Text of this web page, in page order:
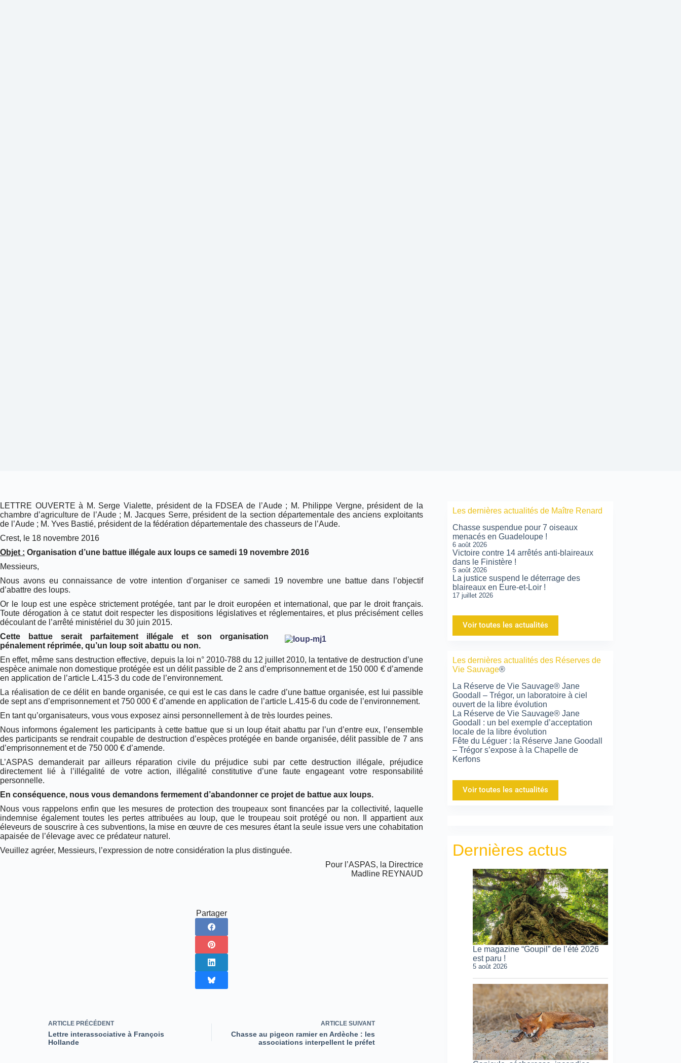
LETTRE OUVERTE à M. Serge Vialette, président de la FDSEA de l’Aude ; M. Philippe Vergne, président de la
chambre d’agriculture de l’Aude ; M. Jacques Serre, président de la section départementale des anciens exploitants
de l’Aude ; M. Yves Bastié, président de la fédération départementale des chasseurs de l’Aude.
Crest, le 18 novembre 2016
Objet : Organisation d’une battue illégale aux loups ce samedi 19 novembre 2016
Messieurs,
Nous avons eu connaissance de votre intention d’organiser ce samedi 19 novembre une battue dans l’objectif
d’abattre des loups.
Or le loup est une espèce strictement protégée, tant par le droit européen et international, que par le droit français.
Toute dérogation à ce statut doit respecter les dispositions législatives et réglementaires, et plus précisément celles
découlant de l’arrêté ministériel du 30 juin 2015.
Cette battue serait parfaitement illégale et son organisation
pénalement réprimée, qu’un loup soit abattu ou non.
En effet, même sans destruction effective, depuis la loi n° 2010-788 du 12 juillet 2010, la tentative de destruction d’une
espèce animale non domestique protégée est un délit passible de 2 ans d’emprisonnement et de 150 000 € d’amende
en application de l’article L.415-3 du code de l’environnement.
La réalisation de ce délit en bande organisée, ce qui est le cas dans le cadre d’une battue organisée, est lui passible
de sept ans d’emprisonnement et 750 000 € d’amende en application de l’article L.415-6 du code de l’environnement.
En tant qu’organisateurs, vous vous exposez ainsi personnellement à de très lourdes peines.
Nous informons également les participants à cette battue que si un loup était abattu par l’un d’entre eux, l’ensemble
des participants se rendrait coupable de destruction d’espèces protégée en bande organisée, délit passible de 7 ans
d’emprisonnement et de 750 000 € d’amende.
L’ASPAS demanderait par ailleurs réparation civile du préjudice subi par cette destruction illégale, préjudice
directement lié à l’illégalité de votre action, illégalité constitutive d’une faute engageant votre responsabilité
personnelle.
En conséquence, nous vous demandons fermement d’abandonner ce projet de battue aux loups.
Nous vous rappelons enfin que les mesures de protection des troupeaux sont financées par la collectivité, laquelle
indemnise également toutes les pertes attribuées au loup, que le troupeau soit protégé ou non. Il appartient aux
éleveurs de souscrire à ces subventions, la mise en œuvre de ces mesures étant la seule issue vers une cohabitation
apaisée de l’élevage avec ce prédateur naturel.
Veuillez agréer, Messieurs, l’expression de notre considération la plus distinguée.
Pour l’ASPAS, la Directrice
Madline REYNAUD
Partager
ARTICLE PRÉCÉDENT
Lettre interassociative à François
Hollande
ARTICLESUIVANT
Chasse au pigeon ramier en Ardèche : les
associations interpellent le préfet
Les dernières actualités de Maître Renard
Chasse suspendue pour 7 oiseaux
menacés en Guadeloupe !
6 août 2026
Victoire contre 14 arrêtés anti-blaireaux
dans le Finistère !
5 août 2026
La justice suspend le déterrage des
blaireaux en Eure-et-Loir !
17 juillet 2026
Voir toutes les actualités
Les dernières actualités des Réserves de
Vie Sauvage®
La Réserve de Vie Sauvage® Jane
Goodall – Trégor, un laboratoire à ciel
ouvert de la libre évolution
La Réserve de Vie Sauvage® Jane
Goodall : un bel exemple d’acceptation
locale de la libre évolution
Fête du Léguer : la Réserve Jane Goodall
– Trégor s’expose à la Chapelle de
Kerfons
Voir toutes les actualités
Dernières actus
Le magazine “Goupil” de l’été 2026
est paru !
5 août 2026